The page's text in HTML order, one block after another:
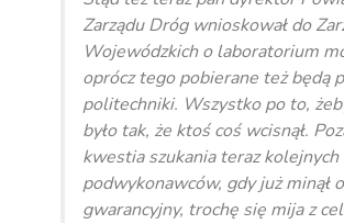
Zarządu Dróg wnioskował do
Wojewódzkich o laboratorium
oprócz tego pobierane też będą
politechniki. Wszystko po to,
było tak, że ktoś coś wcisnął.
kwestia szukania teraz kolejnych
podwykonawców, gdy już minął
gwarancyjny, trochę się mija z